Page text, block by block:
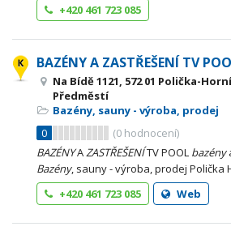
+420 461 723 085
BAZÉNY A ZASTŘEŠENÍ TV
Na Bídě 1121, 572 01 Polička-Horní
Předměstí
Bazény, sauny - výroba, prodej
0
(0 hodnocení)
BAZÉNYAZASTŘEŠENÍTV POOL bazény
Bazény, sauny - výroba, prodej Polička
+420 461 723 085
Web